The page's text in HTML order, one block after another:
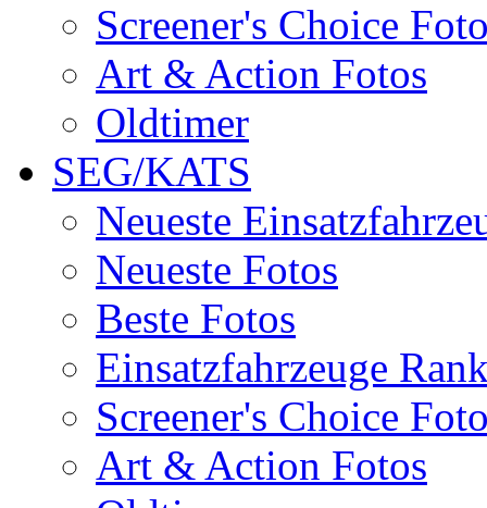
Screener's Choice
Art & Action Fotos
Oldtimer
SEG/KATS
Neueste
Neueste Fotos
Beste Fotos
Einsatzfahrzeuge
Screener's Choice
Art & Action Fotos